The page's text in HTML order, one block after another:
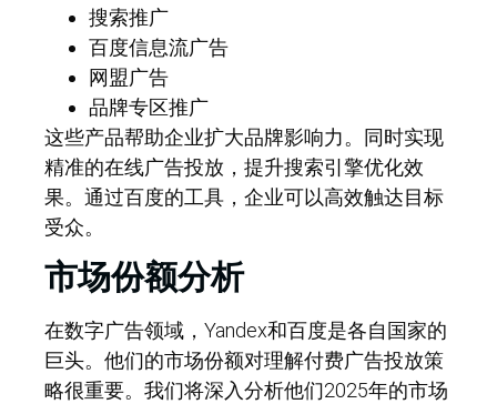
搜索推广
百度信息流广告
网盟广告
品牌专区推广
这些产品帮助企业扩大品牌影响力。同时实现
精准的在线广告投放，提升搜索引擎优化效
果。通过百度的工具，企业可以高效触达目标
受众。
市场份额分析
在数字广告领域，Yandex和百度是各自国家的
巨头。他们的市场份额对理解付费广告投放策
略很重要。我们将深入分析他们2025年的市场